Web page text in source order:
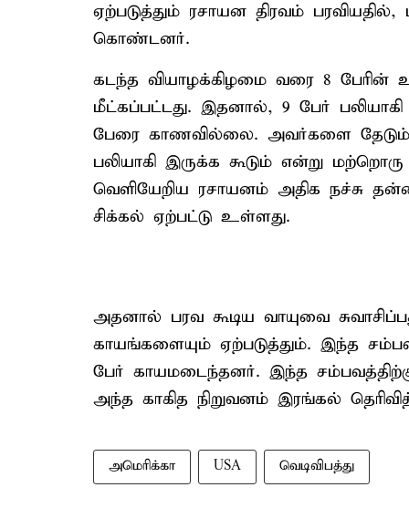
ஏற்படுத்தும் ரசாயன திரவம்
கொண்டனர்.
கடந்த வியாழக்கிழமை வரை 8
மீட்கப்பட்டது. இதனால், 9 பேர்
பேரை காணவில்லை. அவர்களை தேடும்
பலியாகி இருக்க கூடும் என்று
வெளியேறிய ரசாயனம் அதிக நச்சு
சிக்கல் ஏற்பட்டு உள்ளது.
அதனால் பரவ கூடிய வாயுவை
காயங்களையும் ஏற்படுத்தும். இந்த
பேர் காயமடைந்தனர். இந்த
அந்த காகித நிறுவனம் இரங்கல்
அமெரிக்கா USA வெடிவிபத்து